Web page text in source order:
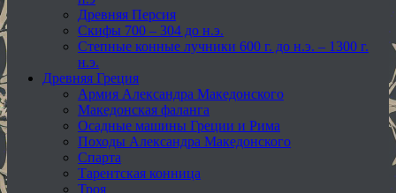
Древняя Персия
Скифы 700 – 304 до н.э.
Степные конные лучники 600 г. до н.э. – 1300 г.
н.э.
Древняя Греция
Армия Александра Македонского
Македонская фаланга
Осадные машины Греции и Рима
Походы Александра Македонского
Спарта
Тарентская конница
Троя